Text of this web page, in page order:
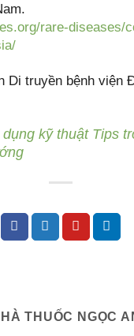
rare-diseases/
Di truyền bệnh viện
dụng kỹ thuật Tips
THUỐC NGỌC